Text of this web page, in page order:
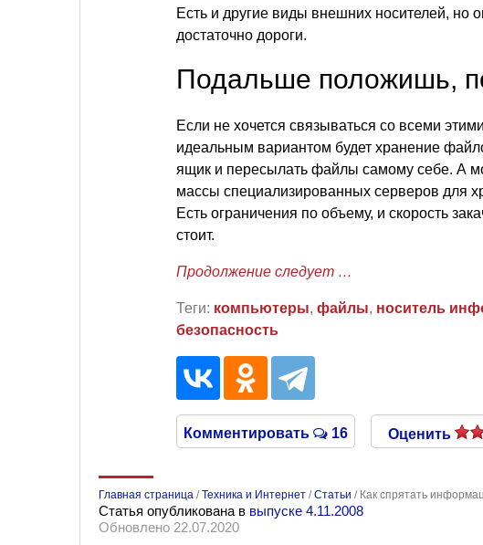
Есть и другие виды внешних носителей, но
достаточно дороги.
Подальше положишь,
Если не хочется связываться со всеми
идеальным вариантом будет хранение
ящик и пересылать файлы самому себе. А
массы специализированных серверов для
Есть ограничения по объему, и скорость
стоит.
Продолжение следует …
Теги: компьютеры, файлы, носитель
безопасность
Комментировать 16 Оценить
Главная страница /Техника и Интернет /Статьи / Как спрятать
Статья опубликована в выпуске 4.11.2008
Обновлено 22.07.2020